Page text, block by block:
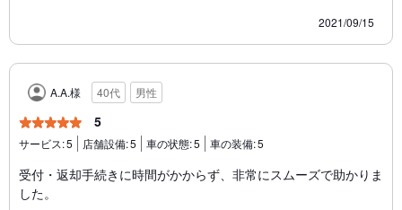
2021/09/15
A.A.様 40代 男性
5
サービス:5 店舗設備:5 車の状態:5 車の装備:5
受付・返却手続きに時間がかからず、非常にスムーズで助かりま
した。